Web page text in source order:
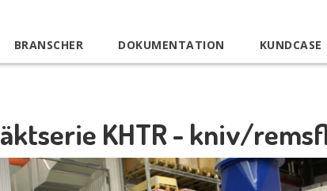
BRANSCHER DOKUMENTATION KUNDCASE
KHTR - kniv/